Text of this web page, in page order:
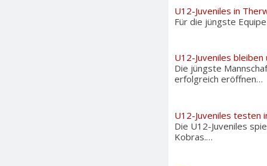
U12-Juveniles in
Für die jüngste
U12-Juveniles bleiben
Die jüngste
erfolgreich eröffnen…
U12-Juveniles testen
Die U12-Juveniles
Kobras.…